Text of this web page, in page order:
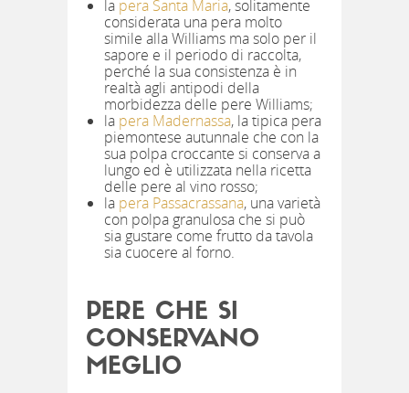
la pera Santa Maria, solitamente
considerata una pera molto
simile alla Williams ma solo per il
sapore e il periodo di raccolta,
perché la sua consistenza è in
realtà agli antipodi della
morbidezza delle pere Williams;
la pera Madernassa, la tipica pera
piemontese autunnale che con la
sua polpa croccante si conserva a
lungo ed è utilizzata nella ricetta
delle pere al vino rosso;
la pera Passacrassana, una varietà
con polpa granulosa che si può
sia gustare come frutto da tavola
sia cuocere al forno.
PERE CHE SI
CONSERVANO
MEGLIO